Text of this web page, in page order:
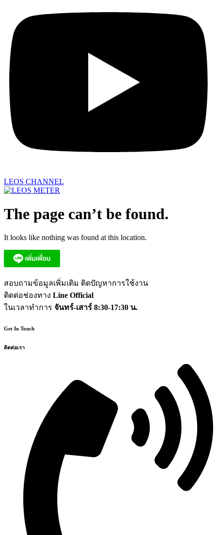
LEOS CHANNEL
The page can’t be found.
It looks like nothing was found at this location.
สอบถามข้อมูลเพิ่มเติม ติดปัญหาการใช้งาน
ติดต่อช่องทาง Line Official
ในเวลาทำการ จันทร์-เสาร์ 8:30-17:30 น.
Get In Touch
ติดต่อเรา